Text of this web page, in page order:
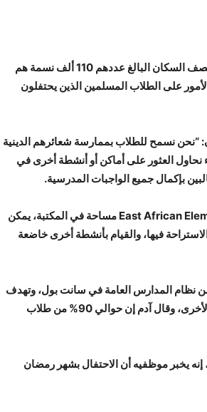
على سبيل المثال، في ديربورن بولاية ميشيغان – حيث ما يقرب من نصف السكان البالغ عددهم 110 ألف نسمة هم
على الطلاب المسلمين الذين يحتفلون
“نحن نسمح للطلاب بممارسة شعائرهم الدينية
نحاول العثور على أماكن أو أنشطة أخرى في
بإكمال جميع الواجبات المدرسية.
وفي سانت بول بولاية مينيسوتا، خصصت مدرسة East African Elementary Magnet مساحة في المكتبة، يمكن
فيها، والقيام بأنشطة أخرى خاضعة
الماضي كجزء من نظام المدارس العامة في سانت بول، وتهدف
إلى تعزيز الروابط الثقافية واللغوية مع الصومال ودول شرق إفريقيا الأخرى، وقال آدم إن حوالي 90% من طلاب
عمل مع المنطقة التعليمية منذ ما يقرب من 30 عامًا، إنه يخبر موظفيه أن الاحتفال بشهر رمضان